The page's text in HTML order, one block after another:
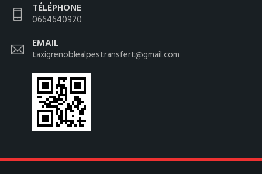
TÉLÉPHONE
0664640920
EMAIL
taxigrenoblealpestransfert@gmail.com